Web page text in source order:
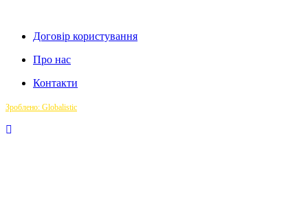
Договір користування
Про нас
Контакти
Зроблено: Globalistic